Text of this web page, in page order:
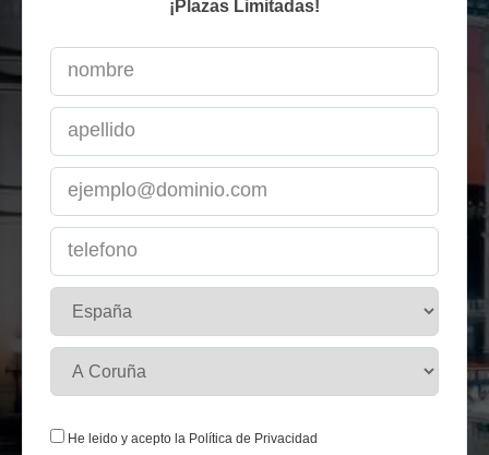
¡Plazas Limitadas!
He leido y acepto la Política de Privacidad